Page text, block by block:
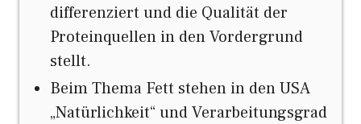
differenziert und die Qualität der
Proteinquellen in den Vordergrund
stellt.
Beim Thema Fett stehen in den USA
„Natürlichkeit“ und Verarbeitungsgrad